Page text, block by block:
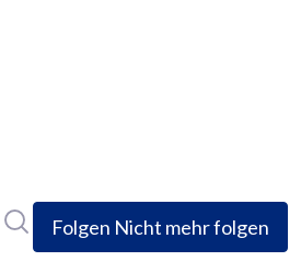
Folgen Nicht mehr folgen